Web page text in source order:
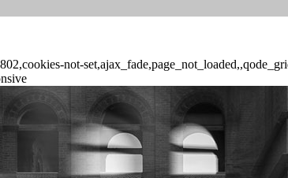
not-